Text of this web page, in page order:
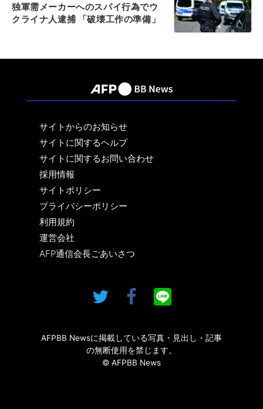
独軍需メーカーへのスパイ行為でウ
クライナ人逮捕 「破壊工作の準備」
サイトからのお知らせ
サイトに関するヘルプ
サイトに関するお問い合わせ
採用情報
サイトポリシー
プライバシーポリシー
利用規約
運営会社
AFP通信会長ごあいさつ
AFPBB Newsに掲載している写真・見出し・記事
の無断使用を禁じます。
© AFPBB News